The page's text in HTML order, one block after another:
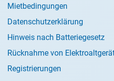
Mietbedingungen
Datenschutzerklärung
Hinweis nach Batteriegesetz
Rücknahme von
Registrierungen